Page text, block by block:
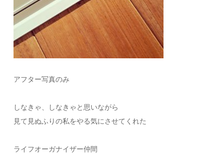
アフター写真のみ
しなきゃ、しなきゃと思いながら
見て見ぬふりの私をやる気にさせてくれた
ライフオーガナイザー仲間